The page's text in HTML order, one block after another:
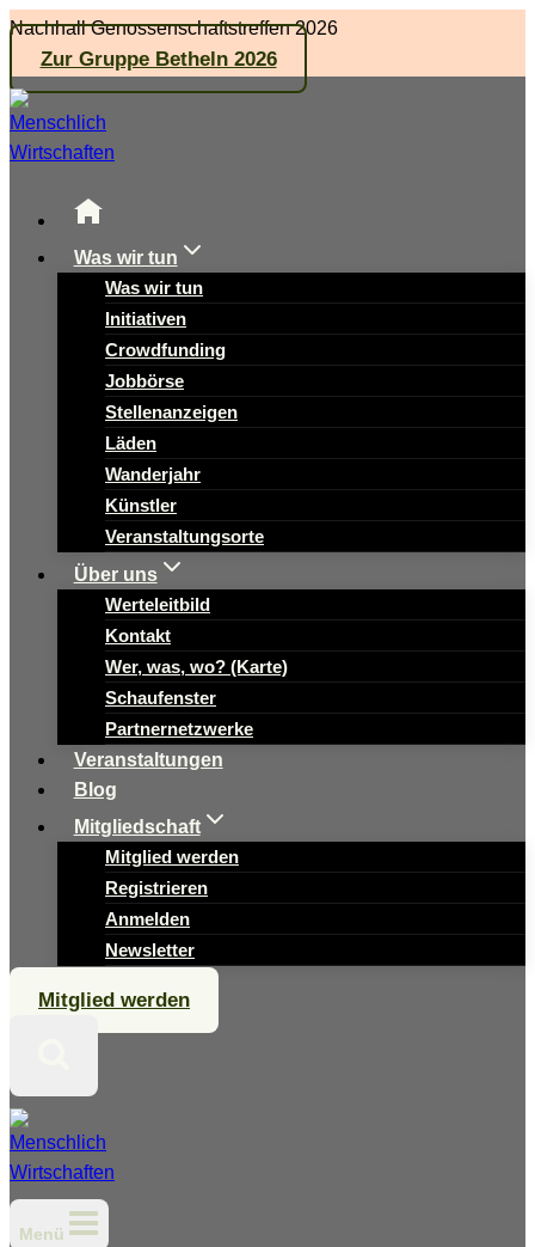
Zum
Inhalt
springen
Nachhall Genossenschaftstreffen 2026
Zur Gruppe Betheln 2026
Was wir tun
Was wir tun
Initiativen
Crowdfunding
Jobbörse
Stellenanzeigen
Läden
Wanderjahr
Künstler
Veranstaltungsorte
Über uns
Werteleitbild
Kontakt
Wer, was, wo? (Karte)
Schaufenster
Partnernetzwerke
Veranstaltungen
Blog
Mitgliedschaft
Mitglied werden
Registrieren
Anmelden
Newsletter
Mitglied werden
Menü